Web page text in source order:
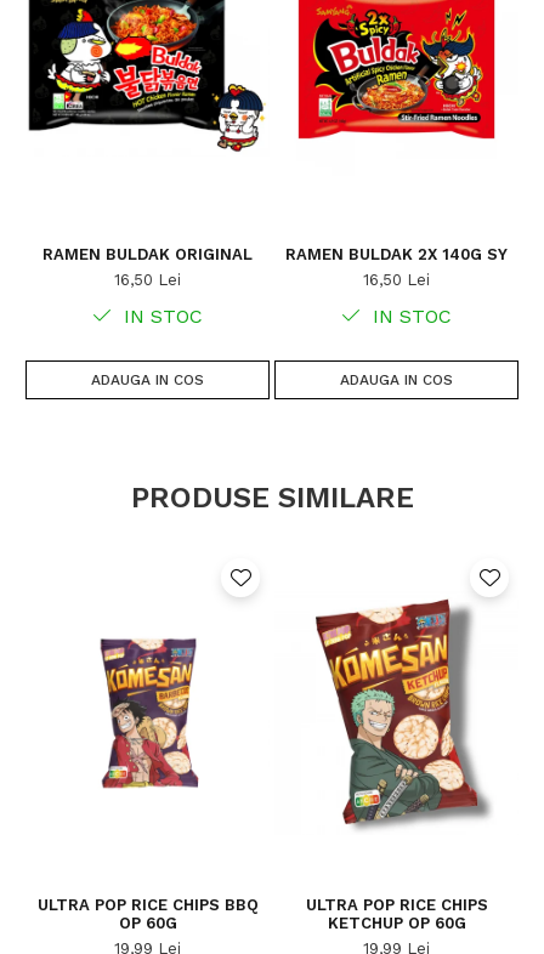
RAMEN BULDAK ORIGINAL
16,50 Lei
IN STOC
ADAUGA IN COS
RAMEN BULDAK 2X 140G SY
16,50 Lei
IN STOC
ADAUGA IN COS
PRODUSE SIMILARE
ULTRA POP RICE CHIPS BBQ
OP 60G
19,99 Lei
ULTRA POP RICE CHIPS
KETCHUP OP 60G
19,99 Lei